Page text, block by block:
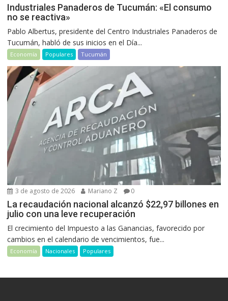
Industriales Panaderos de Tucumán: «El consumo
no se reactiva»
Pablo Albertus, presidente del Centro Industriales Panaderos de
Tucumán, habló de sus inicios en el Día...
Economía Populares Tucumán
3 de agosto de 2026 Mariano Z 0
La recaudación nacional alcanzó $22,97 billones en
julio con una leve recuperación
El crecimiento del Impuesto a las Ganancias, favorecido por
cambios en el calendario de vencimientos, fue...
Economía Nacionales Populares